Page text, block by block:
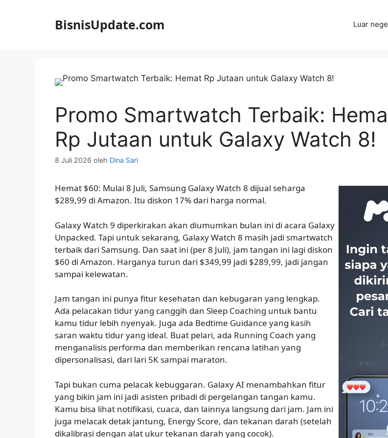
BisnisUpdate.com Luar
Promo Smartwatch Terbaik:
Rp Jutaan untuk Galaxy Watch 8!
8 Juli 2026 oleh Dina Sari
Hemat $60: Mulai 8 Juli, Samsung Galaxy Watch 8 dijual seharga
$289,99 di Amazon. Itu diskon 17% dari harga normal.
Galaxy Watch 9 diperkirakan akan diumumkan bulan ini di acara Galaxy
Unpacked. Tapi untuk sekarang, Galaxy Watch 8 masih jadi smartwatch
terbaik dari Samsung. Dan saat ini (per 8 Juli), jam tangan ini lagi diskon
$60 di Amazon. Harganya turun dari $349,99 jadi $289,99, jadi jangan
sampai kelewatan.
Jam tangan ini punya fitur kesehatan dan kebugaran yang lengkap.
Ada pelacakan tidur yang canggih dan Sleep Coaching untuk bantu
kamu tidur lebih nyenyak. Juga ada Bedtime Guidance yang kasih
saran waktu tidur yang ideal. Buat pelari, ada Running Coach yang
menganalisis performa dan memberikan rencana latihan yang
dipersonalisasi, dari lari 5K sampai maraton.
Tapi bukan cuma pelacak kebuggaran. Galaxy AI menambahkan fitur
yang bikin jam ini jadi asisten pribadi di pergelangan tangan kamu.
Kamu bisa lihat notifikasi, cuaca, dan lainnya langsung dari jam. Jam ini
juga melacak detak jantung, Energy Score, dan tekanan darah (setelah
dikalibrasi dengan alat ukur tekanan darah yang cocok).